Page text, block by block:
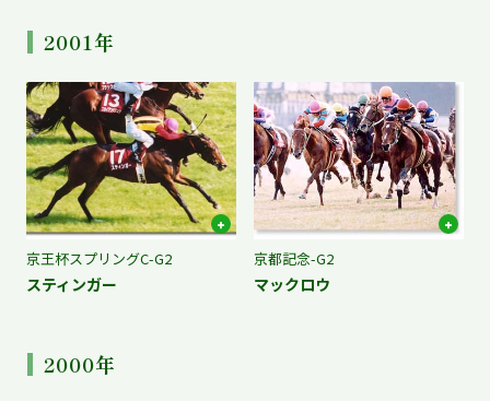
2001年
京王杯スプリングC-G2
スティンガー
京都記念-G2
マックロウ
2000年